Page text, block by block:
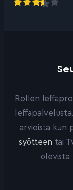
Rollen
arvioista kun
syötteen tai
olevista